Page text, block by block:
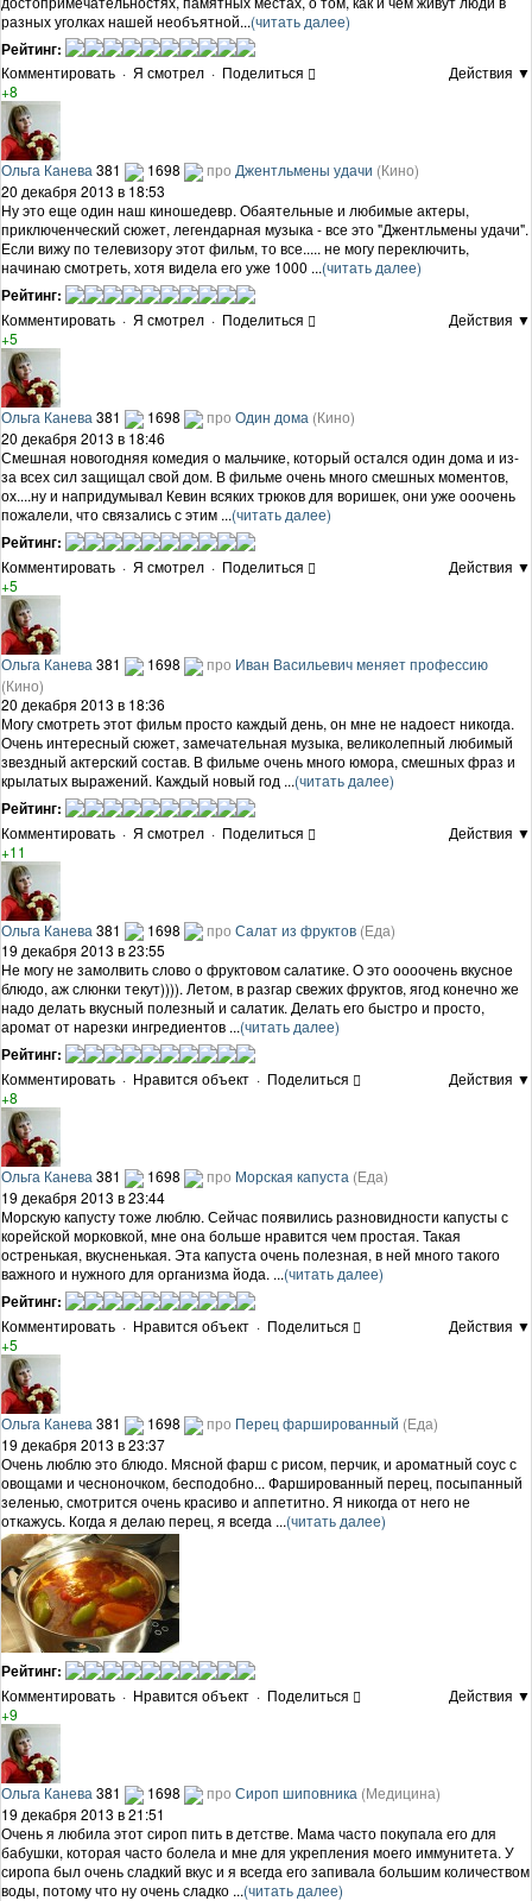
разных уголках нашей необъятной...(читать далее)
Рейтинг:
Комментировать · Я смотрел · Поделиться
Действия ▼
+8
Ольга Канева381 1698 про Джентльмены удачи (Кино)
20 декабря 2013 в 18:53
Ну это еще один наш киношедевр. Обаятельные и любимые актеры,
приключенческий сюжет, легендарная музыка - все это "Джентльмены удачи".
Если вижу по телевизору этот фильм, то все..... не могу переключить,
начинаю смотреть, хотя видела его уже 1000 ...(читать далее)
Рейтинг:
Комментировать · Я смотрел · Поделиться
Действия ▼
+5
Ольга Канева 381 1698 про Один дома (Кино)
20 декабря 2013 в 18:46
Смешная новогодняя комедия о мальчике, который остался один дома и из-
за всех сил защищал свой дом. В фильме очень много смешных моментов,
ох....ну и напридумывал Кевин всяких трюков для воришек, они уже ооочень
пожалели, что связались с этим ...(читать далее)
Рейтинг:
Комментировать · Я смотрел · Поделиться
Действия ▼
+5
Ольга Канева 381 1698 про Иван Васильевич меняет профессию
(Кино)
20 декабря 2013 в 18:36
Могу смотреть этот фильм просто каждый день, он мне не надоест никогда.
Очень интересный сюжет, замечательная музыка, великолепный любимый
звездный актерский состав. В фильме очень много юмора, смешных фраз и
крылатых выражений. Каждый новый год ...(читать далее)
Рейтинг:
Комментировать · Я смотрел · Поделиться
Действия ▼
+11
Ольга Канева 381 1698 про Салат из фруктов (Еда)
19 декабря 2013 в 23:55
Не могу не замолвить слово о фруктовом салатике. О это оооочень вкусное
блюдо, аж слюнки текут)))). Летом, в разгар свежих фруктов, ягод конечно же
надо делать вкусный полезный и салатик. Делать его быстро и просто,
аромат от нарезки ингредиентов ...(читать далее)
Рейтинг:
Комментировать · Нравится объект · Поделиться
Действия ▼
+8
Ольга Канева 381 1698 про Морская капуста (Еда)
19 декабря 2013 в 23:44
Морскую капусту тоже люблю. Сейчас появились разновидности капусты с
корейской морковкой, мне она больше нравится чем простая. Такая
остренькая, вкусненькая. Эта капуста очень полезная, в ней много такого
важного и нужного для организма йода. ...(читать далее)
Рейтинг:
Комментировать · Нравится объект · Поделиться
Действия ▼
+5
Ольга Канева 381 1698 про Перец фаршированный (Еда)
19 декабря 2013 в 23:37
Очень люблю это блюдо. Мясной фарш с рисом, перчик, и ароматный соус с
овощами и чесноночком, бесподобно... Фаршированный перец, посыпанный
зеленью, смотрится очень красиво и аппетитно. Я никогда от него не
откажусь. Когда я делаю перец, я всегда ...(читать далее)
Рейтинг:
Комментировать · Нравится объект · Поделиться
Действия ▼
+9
Ольга Канева 381 1698 про Сироп шиповника (Медицина)
19 декабря 2013 в 21:51
Очень я любила этот сироп пить в детстве. Мама часто покупала его для
бабушки, которая часто болела и мне для укрепления моего иммунитета. У
сиропа был очень сладкий вкус и я всегда его запивала большим количеством
воды, потому что ну очень сладко ...(читать далее)